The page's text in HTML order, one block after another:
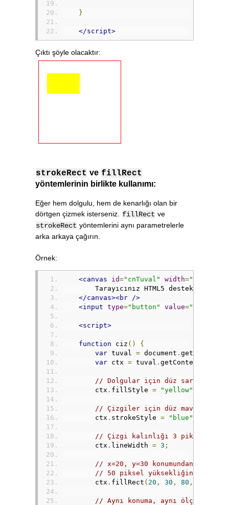
}
</script>
Çıktı şöyle olacaktır:
strokeRect ve fillRect
yöntemlerinin birlikte kullanımı:
Eğer hem dolgulu, hem de kenarlığı olan bir
dörtgen çizmek isterseniz.
fillRect ve
strokeRect yöntemlerini aynı parametrelerle
arka arkaya çağırın.
Örnek:
<canvas id="cnTuval" width="200"
        Tarayıcınız HTML5 desteklemiyor
</canvas><br
/>
<input type="button" value="Çiz"
<script>
function ciz ()
{
var tuval = document .
var ctx = tuval . getContext
// Dolgular için düz sarı renk
        ctx
. fillStyle = "yellow"
// Çizgiler için düz mavi renk
        ctx
. strokeStyle = "blue"
// Çizgi kalınlığı 3 piksel
        ctx
. lineWidth = 3 ;
// x=20, y=30 konumundan başla
// 50 piksel yüksekliğinde içi
        ctx
. fillRect ( 20 , 30 , 80 ,
// Aynı konuma, aynı ölçülerle